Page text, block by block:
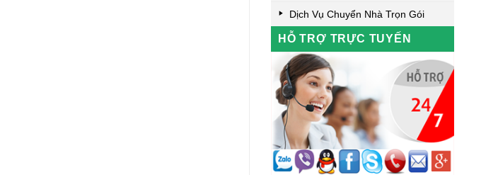
Dịch Vụ Chuyển Nhà Trọn Gói
HỖ TRỢ TRỰC TUYẾN